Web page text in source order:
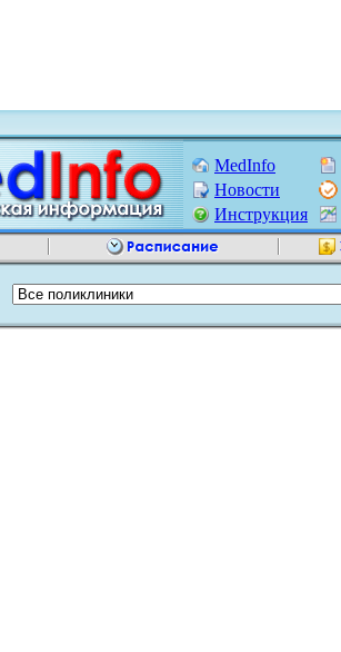
MedInfo
Новости
Инструкция